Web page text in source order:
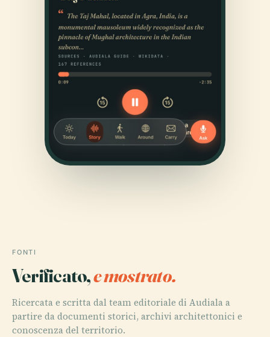
FONTI
Verificato,e mostrato.
Ricercata e scritta dal team editoriale di Audiala a
partire da documenti storici, archivi architettonici e
conoscenza del territorio.